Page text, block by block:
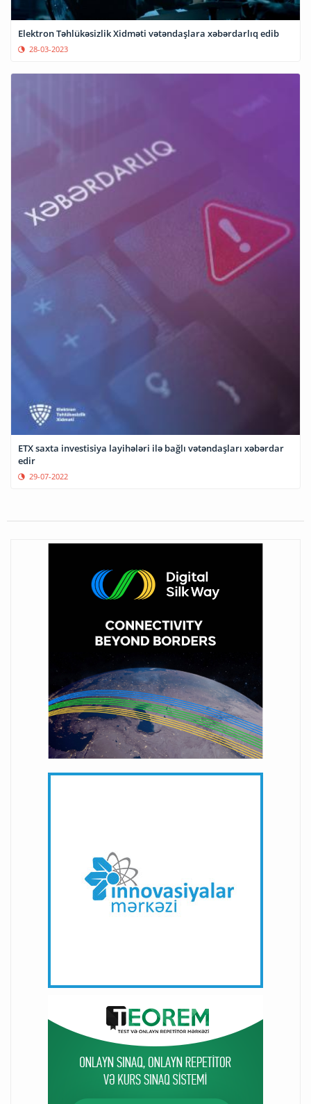
Elektron Təhlükəsizlik Xidməti vətəndaşlara xəbərdarlıq edib
28-03-2023
ETX saxta investisiya layihələri ilə bağlı vətəndaşları xəbərdar
edir
29-07-2022